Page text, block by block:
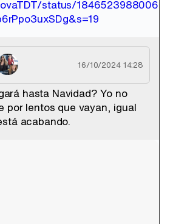
status/
16/10/2024 14:28
hasta Navidad? Yo no
por lentos que vayan, igual
acabando.